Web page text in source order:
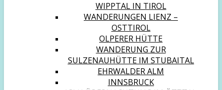
WIPPTAL IN TIROL
WANDERUNGEN LIENZ –
OSTTIROL
OLPERER HÜTTE
WANDERUNG ZUR
SULZENAUHÜTTE IM STUBAITAL
EHRWALDER ALM
INNSBRUCK